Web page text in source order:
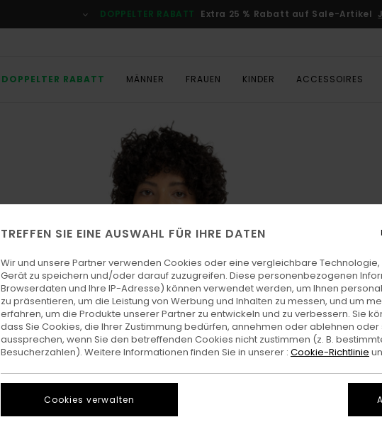
DOPPELTER RABATT Extra 25 % Rabatt auf Sale-Artikel
DOPPELTER RABATT MÄNNER FRAUEN KINDER ACCESSOIRES
TREFFEN SIE EINE AUSWAHL FÜR IHRE DATEN
Wir und unsere Partner verwenden Cookies oder eine vergleichbare
Gerät zu speichern und/oder darauf zuzugreifen. Diese personenbezogenen
Browserdaten und Ihre IP-Adresse) können verwendet werden, um Ihnen
zu präsentieren, um die Leistung von Werbung und Inhalten zu messen, und um
erfahren, um die Produkte unserer Partner zu entwickeln und zu verbessern. Sie
dass Sie Cookies, die Ihrer Zustimmung bedürfen, annehmen oder ablehnen
aussprechen, wenn Sie den betreffenden Cookies nicht zustimmen (z. B.
Besucherzahlen). Weitere Informationen finden Sie in unserer : Cookie-Richtlinie
Cookies verwalten